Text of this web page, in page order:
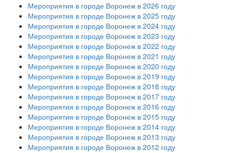
Мероприятия в городе Воронеж в 2026 году
Мероприятия в городе Воронеж в 2025 году
Мероприятия в городе Воронеж в 2024 году
Мероприятия в городе Воронеж в 2023 году
Мероприятия в городе Воронеж в 2022 году
Мероприятия в городе Воронеж в 2021 году
Мероприятия в городе Воронеж в 2020 году
Мероприятия в городе Воронеж в 2019 году
Мероприятия в городе Воронеж в 2018 году
Мероприятия в городе Воронеж в 2017 году
Мероприятия в городе Воронеж в 2016 году
Мероприятия в городе Воронеж в 2015 году
Мероприятия в городе Воронеж в 2014 году
Мероприятия в городе Воронеж в 2013 году
Мероприятия в городе Воронеж в 2012 году